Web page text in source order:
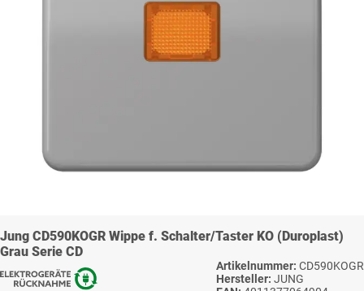
Jung CD590KOGR Wippe f. Schalter/Taster KO (Duroplast)
Grau Serie CD
Artikelnummer: CD590KOGR
Hersteller: JUNG